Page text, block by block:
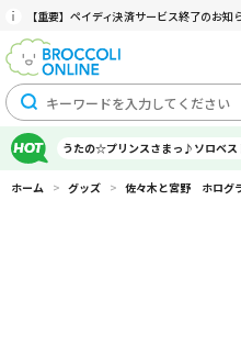
【重要】ペイディ決済サービス終了のお知
うたの☆プリンスさまっ♪ソロベス
ホーム > グッズ > 佐々木と宮野 ホログ